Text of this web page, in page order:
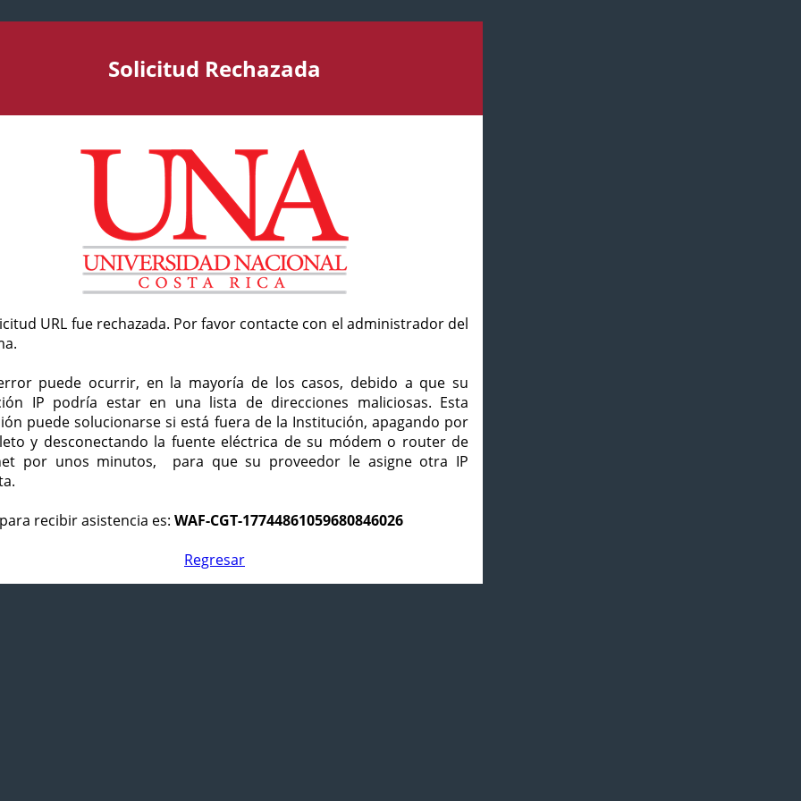
Solicitud Rechazada
URL fue rechazada. Por favor contacte con el administrador del
puede ocurrir, en la mayoría de los casos, debido a que su
IP podría estar en una lista de direcciones maliciosas. Esta
puede solucionarse si está fuera de la Institución, apagando por
y desconectando la fuente eléctrica de su módem o router de
por unos minutos, para que su proveedor le asigne otra IP
recibir asistencia es: WAF-CGT-17744861059680846026
Regresar